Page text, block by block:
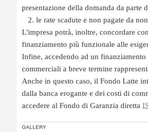
presentazione della domanda da parte
2. le rate scadute e non pagate da
L'impresa potrà, inoltre, concordare
finanziamento più funzionale alle
Infine, accedendo ad un
commerciali a breve termine
Anche in questo caso, il Fondo Latte
dalla banca erogante e dei costi di
accedere al Fondo di Garanzia diretta
GALLERY